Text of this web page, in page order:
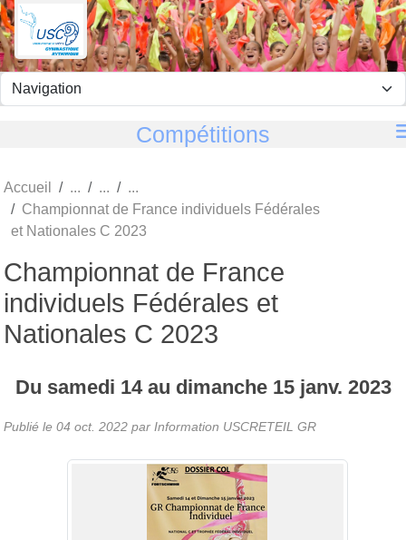
Compétitions
Accueil
Championnat de France individuels Fédérales
et Nationales C 2023
Championnat de France
individuels Fédérales et
Nationales C 2023
Du samedi 14au dimanche 15 janv. 2023
Publié le 04 oct. 2022 par Information USCRETEIL GR
Panneau de gestion des cookies